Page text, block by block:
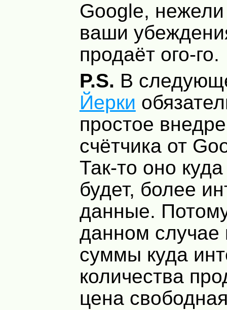
Google,
ваши
продаёт ого-го.
P.S. В
Йерки
простое
счётчика от
Так-то оно
будет, более
данные.
данном случае
суммы куда
количества
цена